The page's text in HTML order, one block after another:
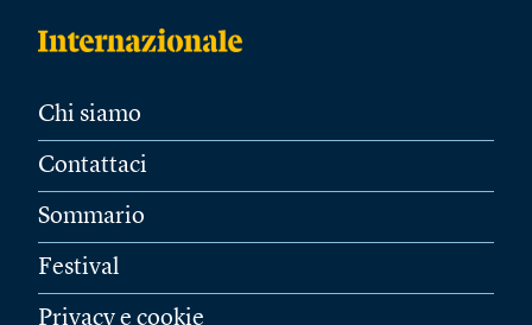
Chi siamo
Contattaci
Sommario
Festival
Privacy e cookie